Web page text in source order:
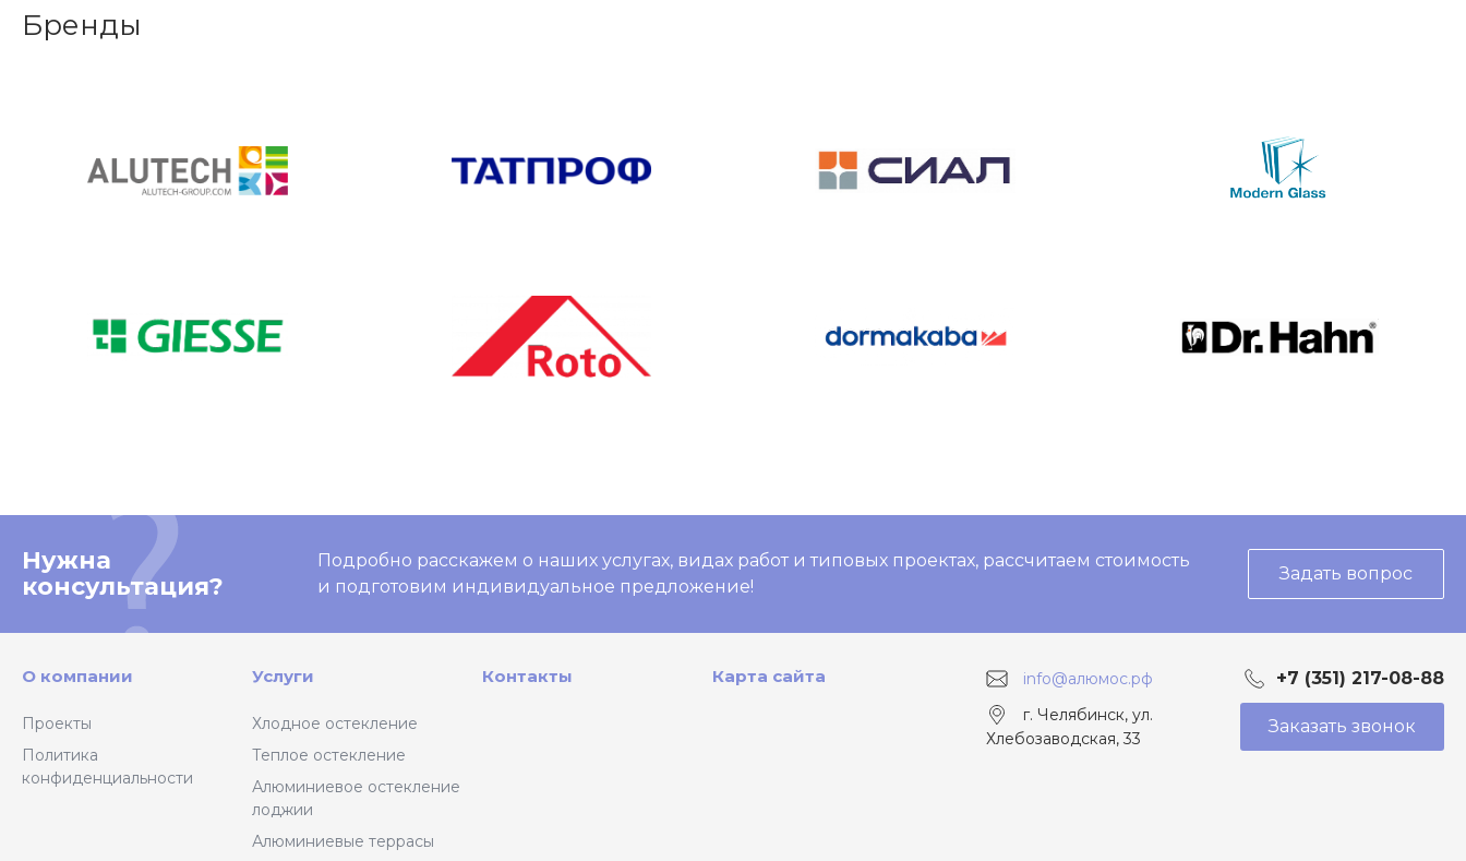
Бренды
Нужна
консультация?
Подробно расскажем о наших услугах, видах работ и типовых проектах, рассчитаем стоимость
и подготовим индивидуальное предложение!
Задать вопрос
О компании
Проекты
Политика
конфиденциальности
Услуги
Хлодное остекление
Теплое остекление
Алюминиевое остекление
лоджии
Алюминиевые террасы
Контакты Карта сайта info@алюмос.рф +7 (351) 217-08-88
г. Челябинск, ул.
Хлебозаводская, 33
Заказать звонок